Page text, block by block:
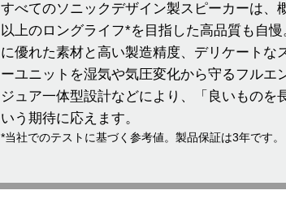
すべてのソニックデザイン製スピーカーは、
以上のロングライフ*を目指した高品質も自慢
に優れた素材と高い製造精度、デリケートな
ーユニットを湿気や気圧変化から守るフルエ
ジュア一体型設計などにより、「良いものを
いう期待に応えます。
*当社でのテストに基づく参考値。製品保証は3年です。